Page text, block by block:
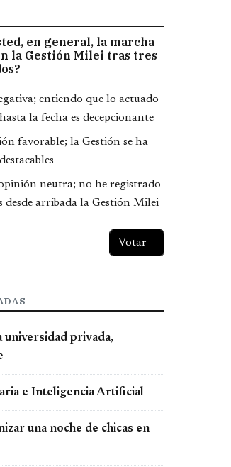
en general, la marcha
la Gestión Milei tras tres
entiendo que lo actuado
la fecha es decepcionante
favorable; la Gestión se ha
neutra; no he registrado
desde arribada la Gestión Milei
universidad privada,
e Inteligencia Artificial
una noche de chicas en